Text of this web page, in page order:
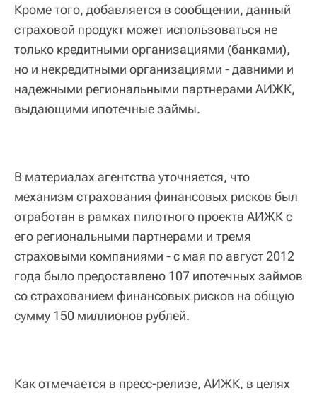
Кроме того, добавляется в сообщении, данный
страховой продукт может использоваться не
только кредитными организациями (банками),
но и некредитными организациями - давними и
надежными региональными партнерами АИЖК,
выдающими ипотечные займы.
В материалах агентства уточняется, что
механизм страхования финансовых рисков был
отработан в рамках пилотного проекта АИЖК с
его региональными партнерами и тремя
страховыми компаниями - c мая по август 2012
года было предоставлено 107 ипотечных займов
со страхованием финансовых рисков на общую
сумму 150 миллионов рублей.
Как отмечается в пресс-релизе, АИЖК, в целях